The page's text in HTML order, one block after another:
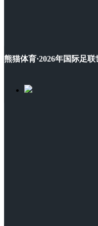
熊猫体育·2026年国际足